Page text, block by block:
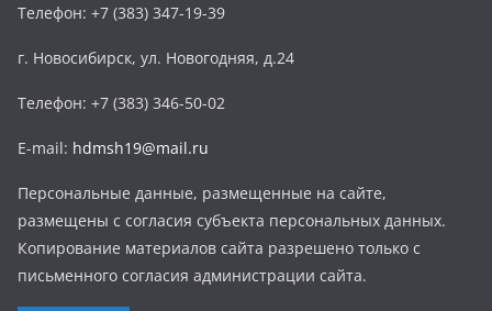
Телефон: +7 (383) 347-19-39
г. Новосибирск, ул. Новогодняя, д.24
Телефон: +7 (383) 346-50-02
E-mail: hdmsh19@mail.ru
Персональные данные, размещенные на сайте,
размещены с согласия субъекта персональных данных.
Копирование материалов сайта разрешено только с
письменного согласия администрации сайта.